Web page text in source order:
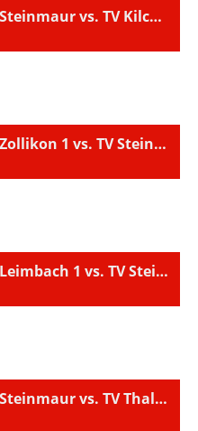
Volley Meisterschaft "TV Steinmaur vs. TV Kilchberg"
Volley Meisterschaft "TV Zollikon 1 vs. TV Steinmaur"
Volley Meisterschaft "TV Leimbach 1 vs. TV Steinmaur"
Volley Meisterschaft "TV Steinmaur vs. TV Thalwil 1"